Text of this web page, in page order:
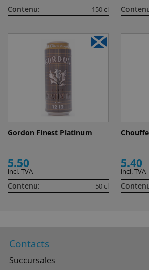
Contenu: 150 cl
Gordon Finest Platinum
5.50
incl. TVA
Contenu: 50 cl
5.40
incl. TVA
Contacts
Succursales